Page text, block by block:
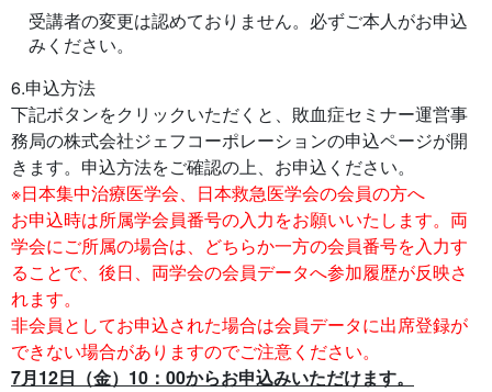
受講者の変更は認めておりません。必ずご本人がお申込
みください。
6.申込方法
下記ボタンをクリックいただくと、敗血症セミナー運営事
務局の株式会社ジェフコーポレーションの申込ページが開
きます。申込方法をご確認の上、お申込ください。
※日本集中治療医学会、日本救急医学会の会員の方へ
お申込時は所属学会員番号の入力をお願いいたします。両
学会にご所属の場合は、どちらか一方の会員番号を入力す
ることで、後日、両学会の会員データへ参加履歴が反映さ
れます。
非会員としてお申込された場合は会員データに出席登録が
できない場合がありますのでご注意ください。
7月12日（金）10：00からお申込みいただけます。